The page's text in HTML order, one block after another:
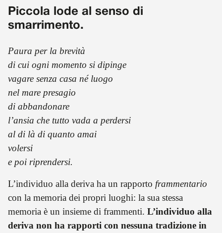
Piccola lode al senso di
smarrimento.
Paura per la brevità
di cui ogni momento si dipinge
vagare senza casa né luogo
nel mare presagio
di abbandonare
l’ansia che tutto vada a perdersi
al di là di quanto amai
volersi
e poi riprendersi.
L’individuo alla deriva ha un rapporto frammentario
con la memoria dei propri luoghi: la sua stessa
memoria è un insieme di frammenti. L’individuo alla
deriva non ha rapporti con nessuna tradizione in